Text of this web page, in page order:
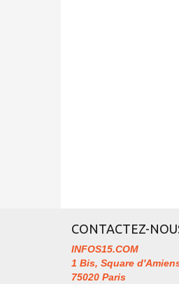
CONTACTEZ-
INFOS15.COM
1 Bis, Square
75020 Paris